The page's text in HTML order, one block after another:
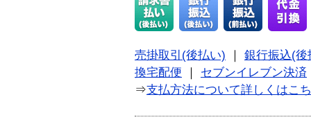
売掛取引(後払い)
銀行振込(後
換宅配便
セブンイレブン決済
⇒支払方法について詳しくはこ